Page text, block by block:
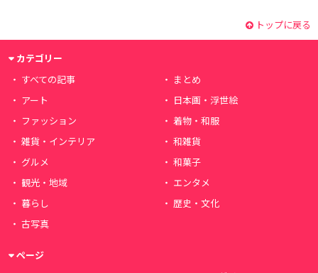
トップに戻る
カテゴリー
すべての記事
まとめ
アート
日本画・浮世絵
ファッション
着物・和服
雑貨・インテリア
和雑貨
グルメ
和菓子
観光・地域
エンタメ
暮らし
歴史・文化
古写真
ページ